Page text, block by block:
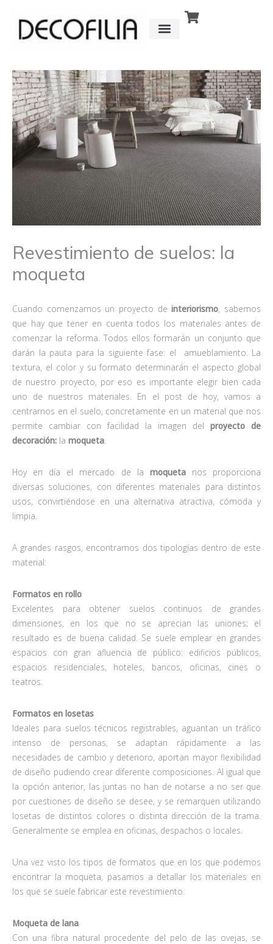
contenido
Revestimiento de suelos: la
moqueta
Cuando comenzamos un proyecto de interiorismo, sabemos
que hay que tener en cuenta todos los materiales antes de
comenzar la reforma. Todos ellos formarán un conjunto que
darán la pauta para la siguiente fase: el amueblamiento. La
textura, el color y su formato determinarán el aspecto global
de nuestro proyecto, por eso es importante elegir bien cada
uno de nuestros materiales. En el post de hoy, vamos a
centrarnos en el suelo, concretamente en un material que nos
permite cambiar con facilidad la imagen del proyecto de
decoración: la moqueta
Hoy en día el mercado de la moquetanos proporciona
diversas soluciones, con diferentes materiales para distintos
usos, convirtiéndose en una alternativa atractiva, cómoda y
limpia.
A grandes rasgos, encontramos dos tipologías dentro de este
material:
Formatos en rollo
Excelentes para obtener suelos continuos de grandes
dimensiones, en los que no se aprecian las uniones; el
resultado es de buena calidad. Se suele emplear en grandes
espacios con gran afluencia de público: edificios públicos,
espacios residenciales, hoteles, bancos, oficinas, cines o
teatros.
Formatos en losetas
Ideales para suelos técnicos registrables, aguantan un tráfico
intenso de personas, se adaptan rápidamente a las
necesidades de cambio y deterioro, aportan mayor flexibilidad
de diseño pudiendo crear diferente composiciones. Al igual que
la opción anterior, las juntas no han de notarse a no ser que
por cuestiones de diseño se desee, y se remarquen utilizando
losetas de distintos colores o distinta dirección de la trama.
Generalmente se emplea en oficinas, despachos o locales.
Una vez visto los tipos de formatos que en los que podemos
encontrar la moqueta, pasamos a detallar los materiales en
los que se suele fabricar este revestimiento.
Moqueta de lana
Con una fibra natural procedente del pelo de las ovejas, se